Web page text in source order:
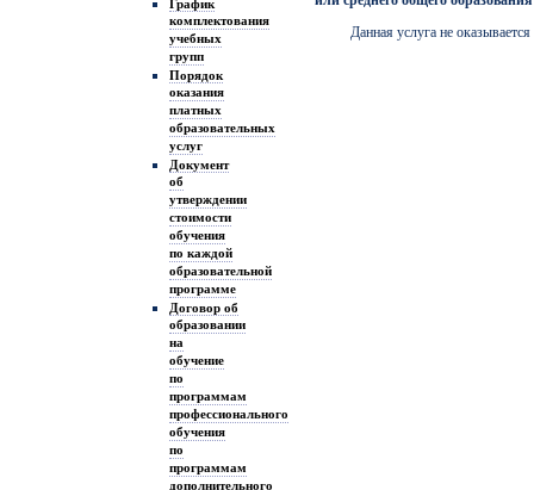
График
комплектования
учебных
групп
Порядок
оказания
платных
образовательных
услуг
Документ
об
утверждении
стоимости
обучения
по каждой
образовательной
программе
Договор об
образовании
на
обучение
по
программам
профессионального
обучения
по
программам
дополнительного
Данная услуга не оказывается